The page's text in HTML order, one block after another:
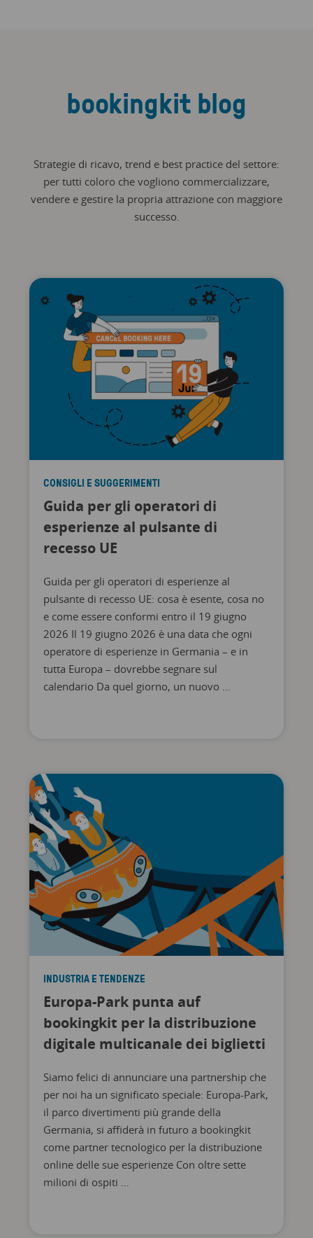
bookingkit blog
Strategie di ricavo, trend e best practice del settore:
per tutti coloro che vogliono commercializzare,
vendere e gestire la propria attrazione con maggiore
successo.
CONSIGLI E SUGGERIMENTI
Guida per gli operatori di
esperienze al pulsante di
recesso UE
Guida per gli operatori di esperienze al
pulsante di recesso UE: cosa è esente, cosa no
e come essere conformi entro il 19 giugno
2026 Il 19 giugno 2026 è una data che ogni
operatore di esperienze in Germania – e in
tutta Europa – dovrebbe segnare sul
calendario Da quel giorno, un nuovo …
INDUSTRIA E TENDENZE
Europa-Park punta auf
bookingkit per la distribuzione
digitale multicanale dei biglietti
Siamo felici di annunciare una partnership che
per noi ha un significato speciale: Europa-Park,
il parco divertimenti più grande della
Germania, si affiderà in futuro a bookingkit
come partner tecnologico per la distribuzione
online delle sue esperienze Con oltre sette
milioni di ospiti …